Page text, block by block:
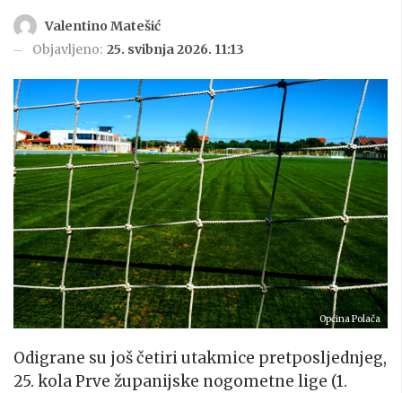
Valentino Matešić
Objavljeno: 25. svibnja 2026. 11:13
Općina Polača
Odigrane su još četiri utakmice pretposljednjeg,
25. kola Prve županijske nogometne lige (1.